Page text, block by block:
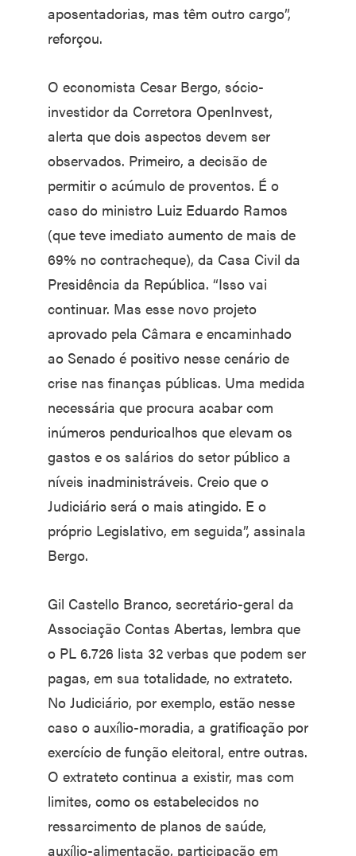
aposentadorias, mas têm outro cargo”,
reforçou.
O economista Cesar Bergo, sócio-
investidor da Corretora OpenInvest,
alerta que dois aspectos devem ser
observados. Primeiro, a decisão de
permitir o acúmulo de proventos. É o
caso do ministro Luiz Eduardo Ramos
(que teve imediato aumento de mais de
69% no contracheque), da Casa Civil da
Presidência da República. “Isso vai
continuar. Mas esse novo projeto
aprovado pela Câmara e encaminhado
ao Senado é positivo nesse cenário de
crise nas finanças públicas. Uma medida
necessária que procura acabar com
inúmeros penduricalhos que elevam os
gastos e os salários do setor público a
níveis inadministráveis. Creio que o
Judiciário será o mais atingido. E o
próprio Legislativo, em seguida”, assinala
Bergo.
Gil Castello Branco, secretário-geral da
Associação Contas Abertas, lembra que
o PL 6.726 lista 32 verbas que podem ser
pagas, em sua totalidade, no extrateto.
No Judiciário, por exemplo, estão nesse
caso o auxílio-moradia, a gratificação por
exercício de função eleitoral, entre outras.
O extrateto continua a existir, mas com
limites, como os estabelecidos no
ressarcimento de planos de saúde,
auxílio-alimentação, participação em